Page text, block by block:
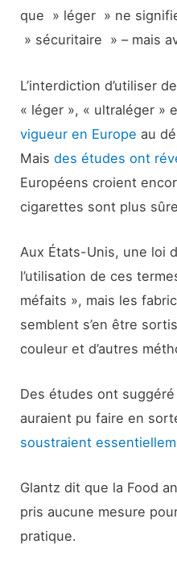
que » léger » ne
» sécuritaire » – mais
L’interdiction d’utiliser
« léger », « ultraléger »
vigueur en Europe au
Maisdes études ont
Européens croient
cigarettes sont plus
Aux États-Unis, une loi
l’utilisation de ces
méfaits », mais les
semblent s’en être
couleur et d’autres
Des études ont
auraient pu faire en
soustraient
Glantz dit que la Food
pris aucune mesure
pratique.